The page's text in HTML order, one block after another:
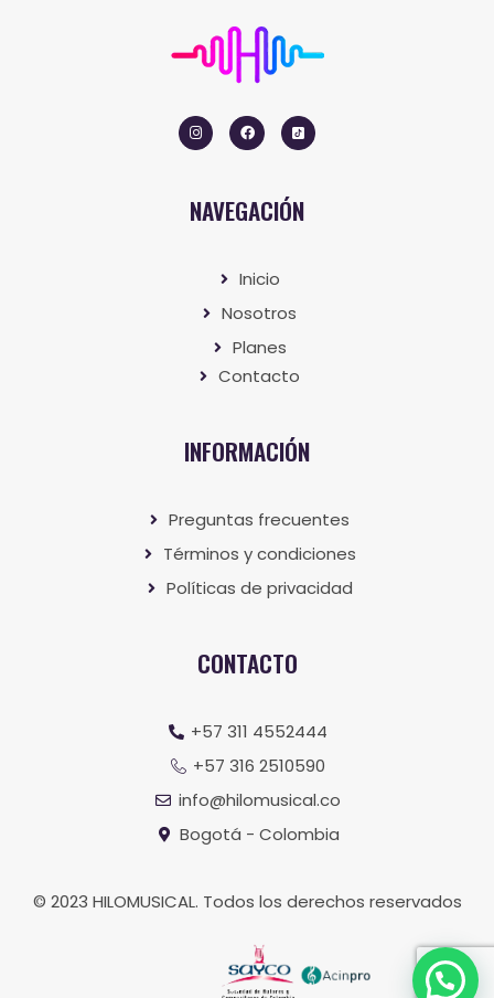
NAVEGACIÓN
Inicio
Nosotros
Planes
Contacto
INFORMACIÓN
Preguntas frecuentes
Términos y condiciones
Políticas de privacidad
CONTACTO
+57 311 4552444
+57 316 2510590
info@hilomusical.co
Bogotá - Colombia
© 2023 HILOMUSICAL. Todos los derechos reservados